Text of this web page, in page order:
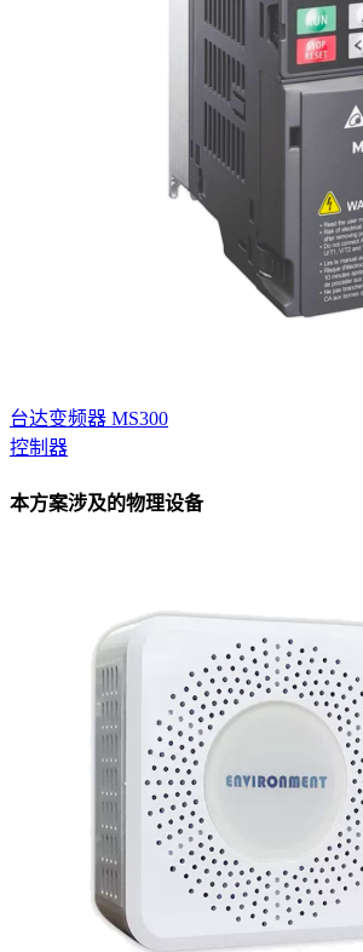
台达变频器 MS300
控制器
本方案涉及的物理设备